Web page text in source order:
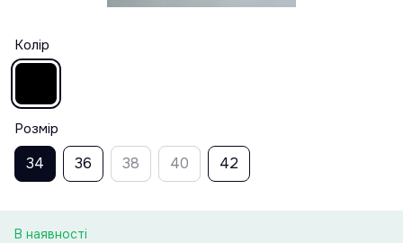
Колір
Розмір
34 36 38 40 42
В наявності